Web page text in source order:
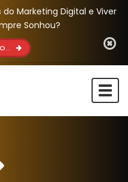
do Marketing Digital e Viver
Sonhou?